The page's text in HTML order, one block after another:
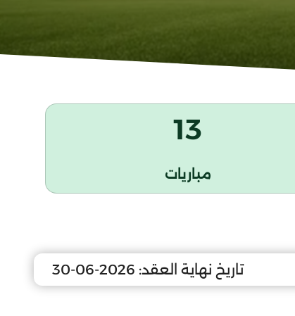
13
مباريات
تاريخ نهاية العقد: 2026-06-30